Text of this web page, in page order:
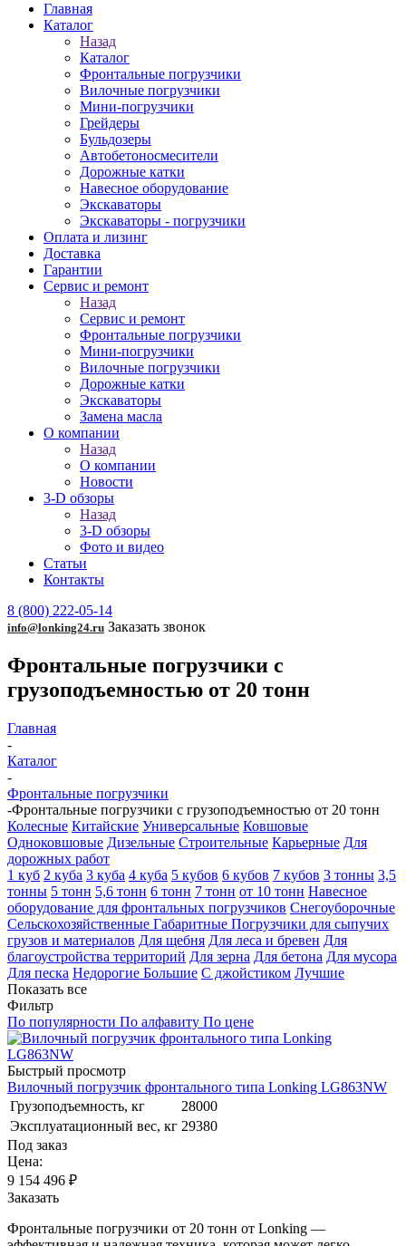
Главная
Каталог
Назад
Каталог
Фронтальные погрузчики
Вилочные погрузчики
Мини-погрузчики
Грейдеры
Бульдозеры
Автобетоносмесители
Дорожные катки
Навесное оборудование
Экскаваторы
Экскаваторы - погрузчики
Оплата и лизинг
Доставка
Гарантии
Сервис и ремонт
Назад
Сервис и ремонт
Фронтальные погрузчики
Мини-погрузчики
Вилочные погрузчики
Дорожные катки
Экскаваторы
Замена масла
О компании
Назад
О компании
Новости
3-D обзоры
Назад
3-D обзоры
Фото и видео
Статьи
Контакты
8 (800) 222-05-14
info@lonking24.ru Заказать звонок
Фронтальные погрузчики с
грузоподъемностью от 20 тонн
Главная
-
Каталог
-
Фронтальные погрузчики
-Фронтальные погрузчики с грузоподъемностью от 20 тонн
Колесные Китайские Универсальные Ковшовые
Одноковшовые Дизельные Строительные Карьерные Для
дорожных работ
1 куб 2 куба 3 куба 4 куба 5 кубов 6 кубов 7 кубов 3 тонны 3,5
тонны 5 тонн 5,6 тонн 6 тонн 7 тонн от 10 тонн Навесное
оборудование для фронтальных погрузчиков Снегоуборочные
Сельскохозяйственные Габаритные Погрузчики для сыпучих
грузов и материалов Для щебня Для леса и бревен Для
благоустройства территорий Для зерна Для бетона Для мусора
Для песка Недорогие Большие С джойстиком Лучшие
Показать все
Фильтр
По популярности По алфавиту По цене
Быстрый просмотр
Вилочный погрузчик фронтального типа Lonking LG863NW
Грузоподъемность, кг
28000
Эксплуатационный вес, кг 29380
Под заказ
Цена:
9 154 496 ₽
Заказать
Фронтальные погрузчики от 20 тонн от Lonking —